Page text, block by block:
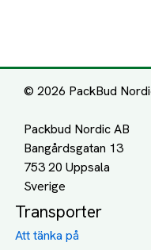
© 2026 PackBud
Packbud Nordic AB
Bangårdsgatan 13
753 20 Uppsala
Transporter
Att tänka på